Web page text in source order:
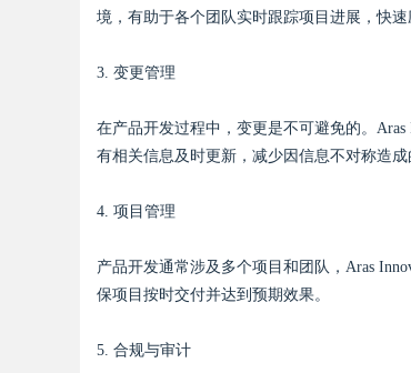
境，有助于各个团队实时跟踪项目进展，快速
3. 变更管理
在产品开发过程中，变更是不可避免的。
有相关信息及时更新，减少因信息不对称造成
4. 项目管理
产品开发通常涉及多个项目和团队，Aras
保项目按时交付并达到预期效果。
5. 合规与审计